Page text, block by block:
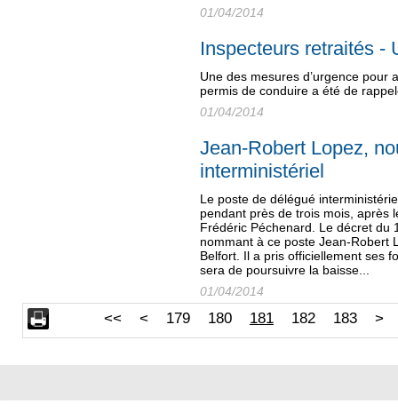
01/04/2014
Inspecteurs retraités -
Une des mesures d’urgence pour
permis de conduire a été de
01/04/2014
Jean-Robert Lopez,
interministériel
Le poste de délégué
pendant près de trois mois, après
Frédéric Péchenard. Le décret du
nommant à ce poste Jean-Robert
Belfort. Il a pris officiellement ses
sera de poursuivre la baisse...
01/04/2014
<< < 179 180 181 182 183 >